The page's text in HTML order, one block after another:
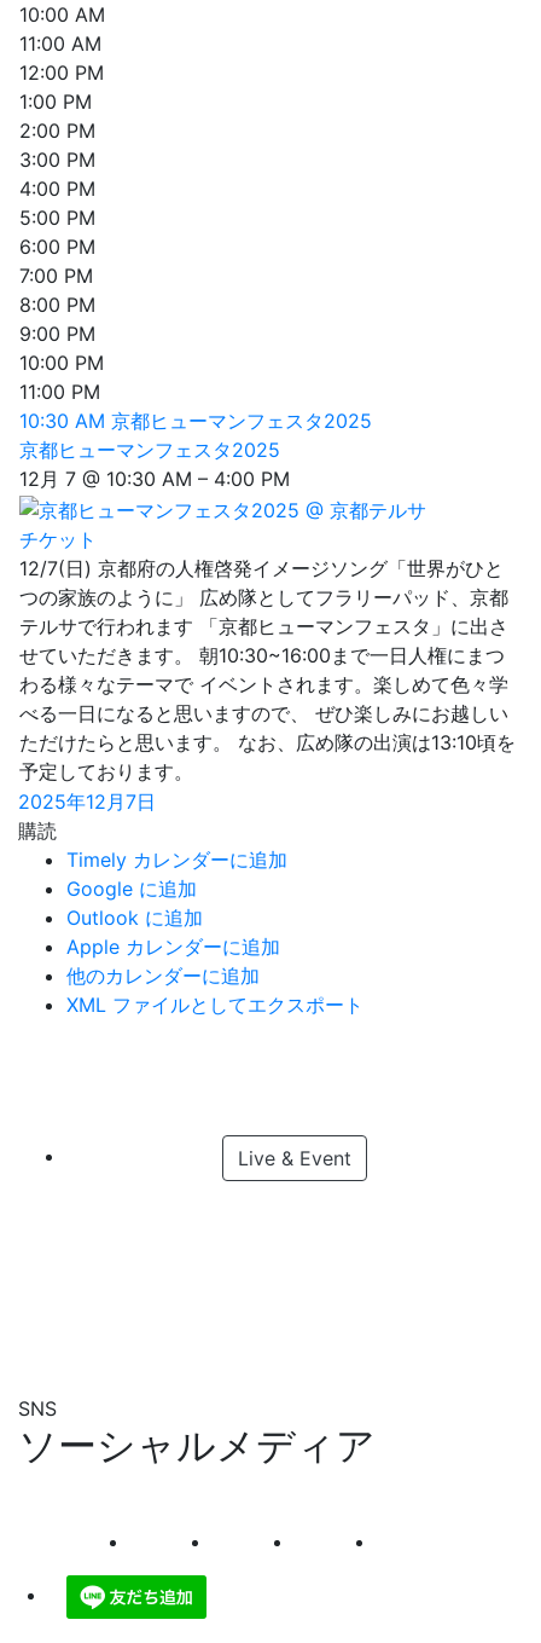
10:00 AM
11:00 AM
12:00 PM
1:00 PM
2:00 PM
3:00 PM
4:00 PM
5:00 PM
6:00 PM
7:00 PM
8:00 PM
9:00 PM
10:00 PM
11:00 PM
10:30 AM 京都ヒューマンフェスタ2025
京都ヒューマンフェスタ2025
12月 7 @ 10:30 AM – 4:00 PM
チケット
12/7(日) 京都府の人権啓発イメージソング「世界がひと
つの家族のように」 広め隊としてフラリーパッド、京都
テルサで行われます 「京都ヒューマンフェスタ」に出さ
せていただきます。 朝10:30~16:00まで一日人権にまつ
わる様々なテーマで イベントされます。楽しめて色々学
べる一日になると思いますので、 ぜひ楽しみにお越しい
ただけたらと思います。 なお、広め隊の出演は13:10頃を
予定しております。
2025年12月7日
購読
Timely カレンダーに追加
Google に追加
Outlook に追加
Apple カレンダーに追加
他のカレンダーに追加
XML ファイルとしてエクスポート
Live & Event
SNS
ソーシャルメディア